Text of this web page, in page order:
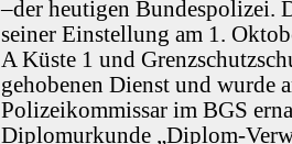
–der heutigen Bundespolizei.
seiner Einstellung am 1.
A Küste 1 und
gehobenen Dienst und wurde
Polizeikommissar im BGS
Diplomurkunde „Diplom-